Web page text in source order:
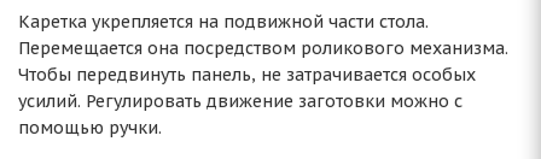
Каретка укрепляется на подвижной части стола.
Перемещается она посредством роликового механизма.
Чтобы передвинуть панель, не затрачивается особых
усилий. Регулировать движение заготовки можно с
помощью ручки.